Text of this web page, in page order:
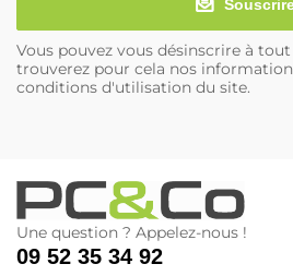
Vous pouvez vous désinscrire à
trouverez pour cela nos
conditions d'utilisation du site.
Une question ? Appelez-nous !
09 52 35 34 92